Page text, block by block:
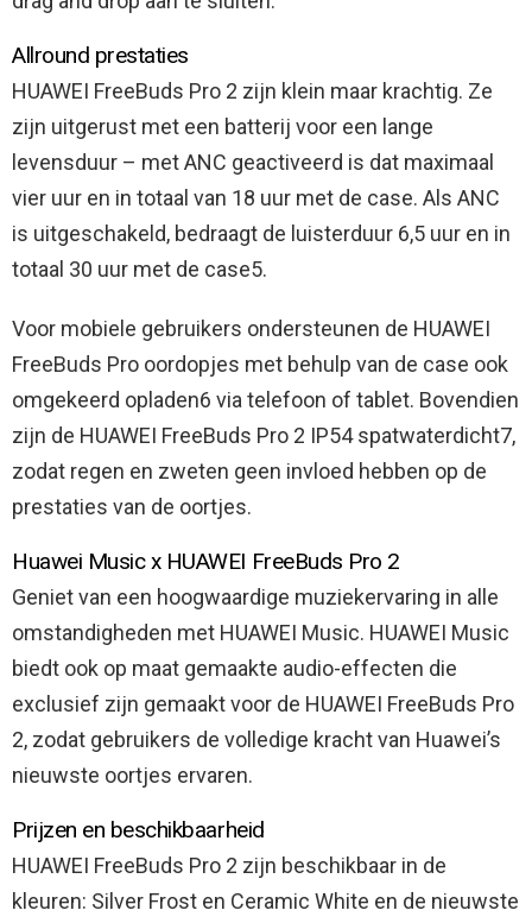
Allround prestaties
HUAWEI FreeBuds Pro 2 zijn klein maar krachtig. Ze
zijn uitgerust met een batterij voor een lange
levensduur – met ANC geactiveerd is dat maximaal
vier uur en in totaal van 18 uur met de case. Als ANC
is uitgeschakeld, bedraagt de luisterduur 6,5 uur en in
totaal 30 uur met de case5.
Voor mobiele gebruikers ondersteunen de HUAWEI
FreeBuds Pro oordopjes met behulp van de case ook
omgekeerd opladen6 via telefoon of tablet. Bovendien
zijn de HUAWEI FreeBuds Pro 2 IP54 spatwaterdicht7,
zodat regen en zweten geen invloed hebben op de
prestaties van de oortjes.
Huawei Music x HUAWEI FreeBuds Pro 2
Geniet van een hoogwaardige muziekervaring in alle
omstandigheden met HUAWEI Music. HUAWEI Music
biedt ook op maat gemaakte audio-effecten die
exclusief zijn gemaakt voor de HUAWEI FreeBuds Pro
2, zodat gebruikers de volledige kracht van Huawei’s
nieuwste oortjes ervaren.
Prijzen en beschikbaarheid
HUAWEI FreeBuds Pro 2 zijn beschikbaar in de
kleuren: Silver Frost en Ceramic White en de nieuwste